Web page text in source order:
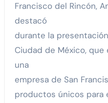
Francisco del Rincón,
destacó
durante la
Ciudad de México, que
una
empresa de San
productos únicos para